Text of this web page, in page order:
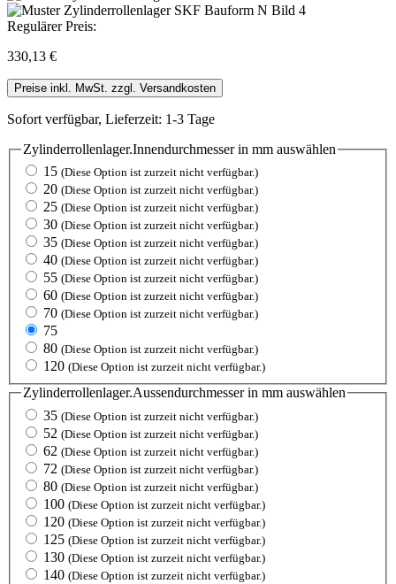
Regulärer Preis:
330,13 €
Preise inkl. MwSt. zzgl. Versandkosten
Sofort verfügbar, Lieferzeit: 1-3 Tage
Zylinderrollenlager.Innendurchmesser in mm auswählen
15 (Diese Option ist zurzeit nicht verfügbar.)
20 (Diese Option ist zurzeit nicht verfügbar.)
25 (Diese Option ist zurzeit nicht verfügbar.)
30 (Diese Option ist zurzeit nicht verfügbar.)
35 (Diese Option ist zurzeit nicht verfügbar.)
40 (Diese Option ist zurzeit nicht verfügbar.)
55 (Diese Option ist zurzeit nicht verfügbar.)
60 (Diese Option ist zurzeit nicht verfügbar.)
70 (Diese Option ist zurzeit nicht verfügbar.)
75
80 (Diese Option ist zurzeit nicht verfügbar.)
120 (Diese Option ist zurzeit nicht verfügbar.)
Zylinderrollenlager.Aussendurchmesser in mm auswählen
35 (Diese Option ist zurzeit nicht verfügbar.)
52 (Diese Option ist zurzeit nicht verfügbar.)
62 (Diese Option ist zurzeit nicht verfügbar.)
72 (Diese Option ist zurzeit nicht verfügbar.)
80 (Diese Option ist zurzeit nicht verfügbar.)
100 (Diese Option ist zurzeit nicht verfügbar.)
120 (Diese Option ist zurzeit nicht verfügbar.)
125 (Diese Option ist zurzeit nicht verfügbar.)
130 (Diese Option ist zurzeit nicht verfügbar.)
140 (Diese Option ist zurzeit nicht verfügbar.)